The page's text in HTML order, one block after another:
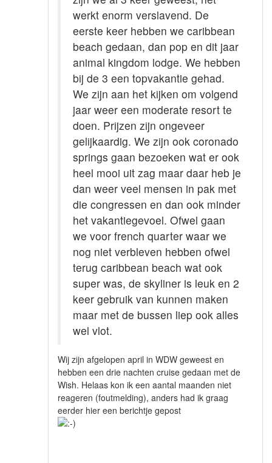
werkt enorm verslavend. De
eerste keer hebben we caribbean
beach gedaan, dan pop en dit jaar
animal kingdom lodge. We hebben
bij de 3 een topvakantie gehad.
We zijn aan het kijken om volgend
jaar weer een moderate resort te
doen. Prijzen zijn ongeveer
gelijkaardig. We zijn ook coronado
springs gaan bezoeken wat er ook
heel mooi uit zag maar daar heb je
dan weer veel mensen in pak met
die congressen en dan ook minder
het vakantiegevoel. Ofwel gaan
we voor french quarter waar we
nog niet verbleven hebben ofwel
terug caribbean beach wat ook
super was, de skyliner is leuk en 2
keer gebruik van kunnen maken
maar met de bussen liep ook alles
wel vlot.
Wij zijn afgelopen april in WDW geweest en
hebben een drie nachten cruise gedaan met de
Wish. Helaas kon ik een aantal maanden niet
reageren (foutmelding), anders had ik graag
eerder hier een berichtje gepost